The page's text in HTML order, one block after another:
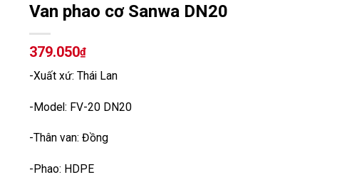
Van phao cơ Sanwa DN20
379.050₫
-Xuất xứ: Thái Lan
-Model: FV-20 DN20
-Thân van: Đồng
-Phao: HDPE